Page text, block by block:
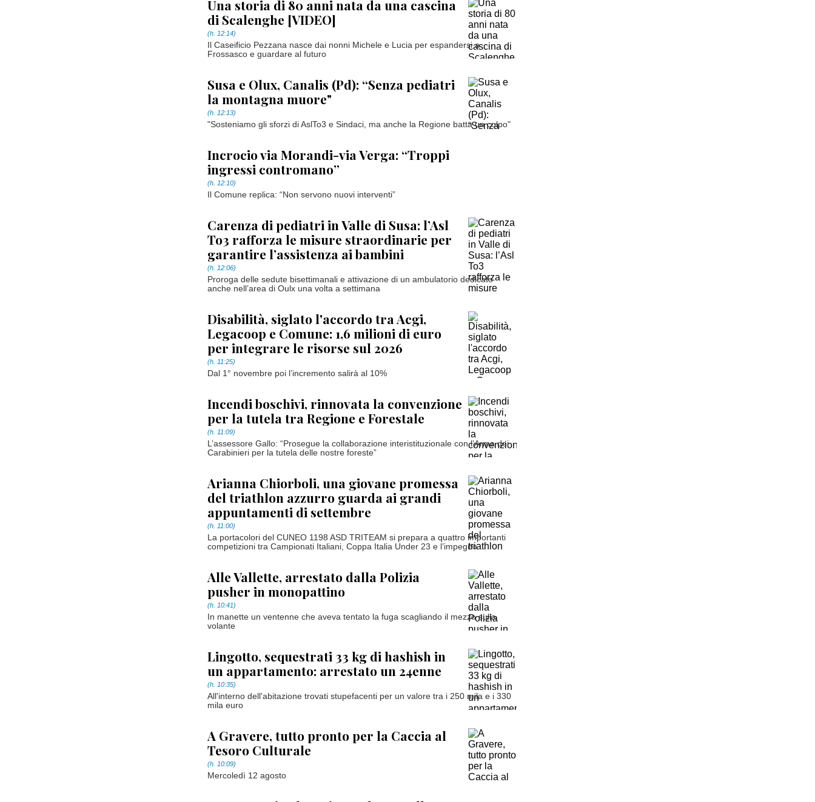
Una storia di 80 anni nata da una cascina
di Scalenghe [VIDEO]
(h. 12:14)
Il Caseificio Pezzana nasce dai nonni Michele e Lucia per espandersi a
Frossasco e guardare al futuro
Susa e Olux, Canalis (Pd): “Senza pediatri
la montagna muore"
(h. 12:13)
"Sosteniamo gli sforzi di AslTo3 e Sindaci, ma anche la Regione batta un colpo"
Incrocio via Morandi-via Verga: “Troppi
ingressi contromano”
(h. 12:10)
Il Comune replica: “Non servono nuovi interventi”
Carenza di pediatri in Valle di Susa: l’Asl
To3 rafforza le misure straordinarie per
garantire l’assistenza ai bambini
(h. 12:06)
Proroga delle sedute bisettimanali e attivazione di un ambulatorio dedicato
anche nell’area di Oulx una volta a settimana
Disabilità, siglato l'accordo tra Acgi,
Legacoop e Comune: 1,6 milioni di euro
per integrare le risorse sul 2026
(h. 11:25)
Dal 1° novembre poi l’incremento salirà al 10%
Incendi boschivi, rinnovata la convenzione
per la tutela tra Regione e Forestale
(h. 11:09)
L’assessore Gallo: “Prosegue la collaborazione interistituzionale con l’Arma dei
Carabinieri per la tutela delle nostre foreste”
Arianna Chiorboli, una giovane promessa
del triathlon azzurro guarda ai grandi
appuntamenti di settembre
(h. 11:00)
La portacolori del CUNEO 1198 ASD TRITEAM si prepara a quattro importanti
competizioni tra Campionati Italiani, Coppa Italia Under 23 e l’impegno...
Alle Vallette, arrestato dalla Polizia
pusher in monopattino
(h. 10:41)
In manette un ventenne che aveva tentato la fuga scagliando il mezzo sulla
volante
Lingotto, sequestrati 33 kg di hashish in
un appartamento: arrestato un 24enne
(h. 10:35)
All'interno dell'abitazione trovati stupefacenti per un valore tra i 250 mila e i 330
mila euro
A Gravere, tutto pronto per la Caccia al
Tesoro Culturale
(h. 10:09)
Mercoledì 12 agosto